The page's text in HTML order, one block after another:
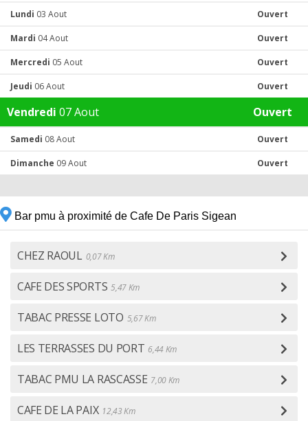
Lundi 03 Aout Ouvert
Mardi 04 Aout Ouvert
Mercredi 05 Aout Ouvert
Jeudi 06 Aout Ouvert
Vendredi 07 Aout Ouvert
Samedi 08 Aout Ouvert
Dimanche 09 Aout Ouvert
Bar pmu à proximité de Cafe De Paris Sigean
CHEZ RAOUL 0,07 Km
CAFE DES SPORTS 5,47 Km
TABAC PRESSE LOTO 5,67 Km
LES TERRASSES DU PORT 6,44 Km
TABAC PMU LA RASCASSE 7,00 Km
CAFE DE LA PAIX 12,43 Km